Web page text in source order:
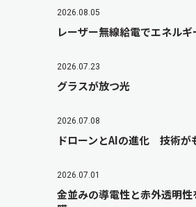
2026.08.05
レーザー無線給電でエネル
2026.07.23
グラスが放つ光
2026.07.08
ドローンとAIの進化 技術が
2026.07.01
金並みの導電性と赤外透明